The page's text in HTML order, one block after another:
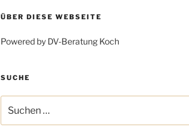
ÜBER DIESE WEBSEITE
Powered by DV-Beratung Koch
SUCHE
nach: